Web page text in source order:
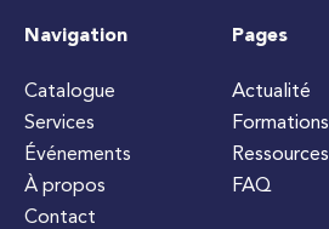
Navigation
Catalogue
Services
Événements
À propos
Contact
Pages
Actualité
Formations
Ressources
FAQ